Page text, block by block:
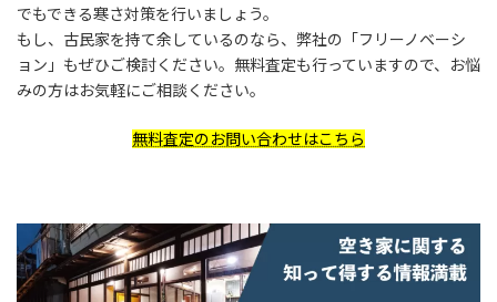
でもできる寒さ対策を行いましょう。
もし、古民家を持て余しているのなら、弊社の「フリーノベーシ
ョン」もぜひご検討ください。無料査定も行っていますので、お悩
みの方はお気軽にご相談ください。
無料査定のお問い合わせはこちら